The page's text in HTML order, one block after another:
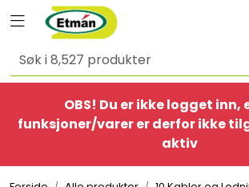
Skip to main content
Toggle navigation
OBS! Du er ikke logget inn,
funksjoner/varer er derfor ikke
aktiv
Alle produkter
BestSelgere